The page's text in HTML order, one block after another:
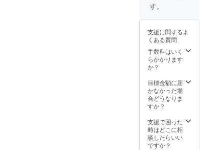
るイン
クター
の資格
を主催
ワーク
ショッ
後に習
得でき
ます。
さい。
のない
場合は
CAMPF
IREの
ユー
を掲載
いたし
ますの
で、予
承くだ
さい。
3）ご希
望の場
す。
支援に関するよ
くある質問
手数料はいく
らかかります
か？
目標金額に届
かなかった場
合どうなりま
すか？
支援で困った
時はどこに相
談したらいい
ですか？